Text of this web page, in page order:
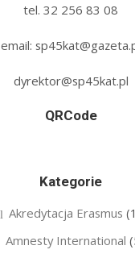
tel. 32 256 83 08‬
email:
dyrektor@sp45kat.pl
QRCode
Kategorie
Akredytacja Erasmus
Amnesty International